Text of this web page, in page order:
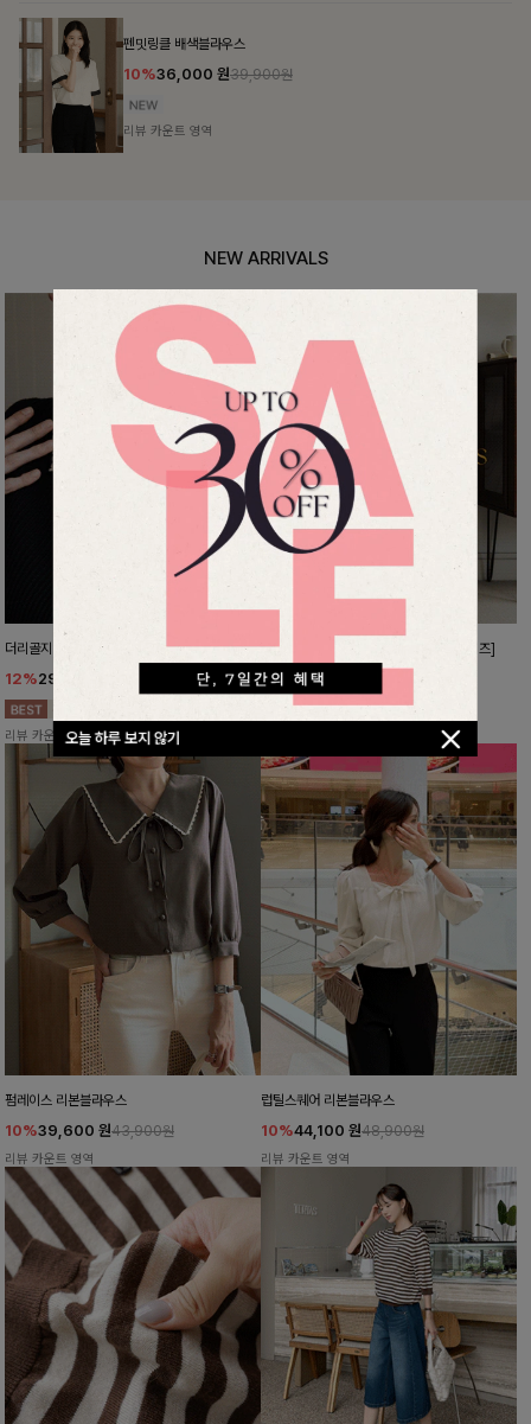
오늘 하루 보지 않기
셀드펜던트 7부니트
10%25,800원28,600원
리뷰 카운트 영역
NEW ARRIVALS
더리골지 카라니트
12%29,900
리뷰 카운트 영역
강력한편안함 와이드슬랙스[FREE,L사이즈]
10% 37,800
리뷰 카운트 영역
펌레이스 리본블라우스
10%39,600 원43,900원
리뷰 카운트 영역
럽틸스퀘어 리본블라우스
10%44,100 원48,900원
리뷰 카운트 영역